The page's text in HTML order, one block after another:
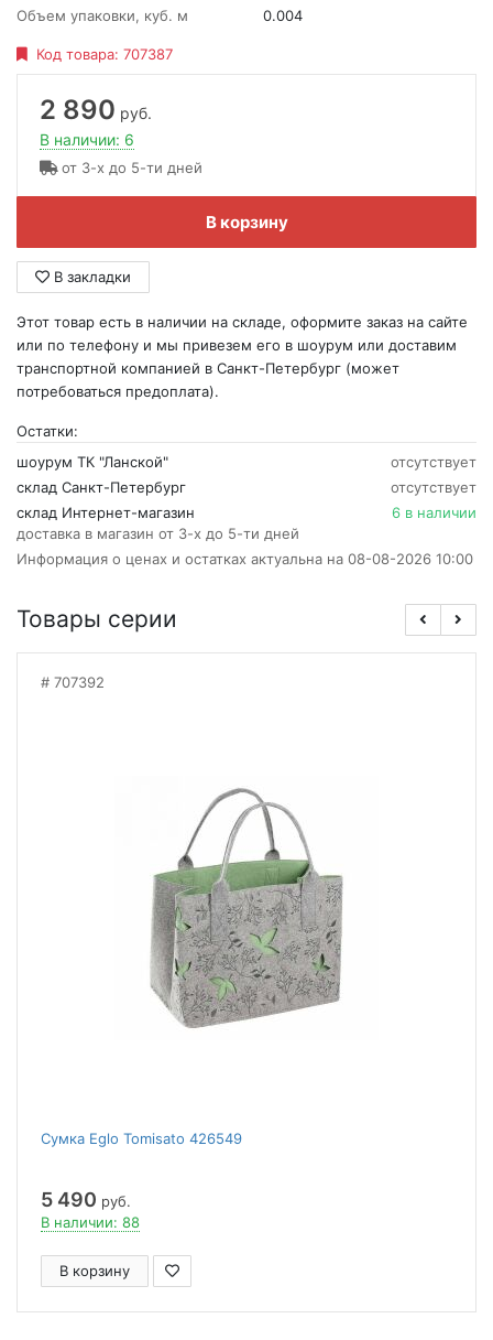
Объем упаковки, куб. м
0.004
Код товара: 707387
2 890 руб.
В наличии: 6
от 3-х до 5-ти дней
В корзину
В закладки
Этот товар есть в наличии на складе, оформите заказ на сайте
или по телефону и мы привезем его в шоурум или доставим
транспортной компанией в Санкт-Петербург (может
потребоваться предоплата).
Остатки:
шоурум ТК "Ланской"
отсутствует
склад Санкт-Петербург
отсутствует
склад Интернет-магазин
6 в наличии
доставка в магазин от 3-х до 5-ти дней
Информация о ценах и остатках актуальна на 08-08-2026 10:00
Товары серии
707392
Сумка Eglo Tomisato 426549
5 490 руб.
В наличии: 88
В корзину